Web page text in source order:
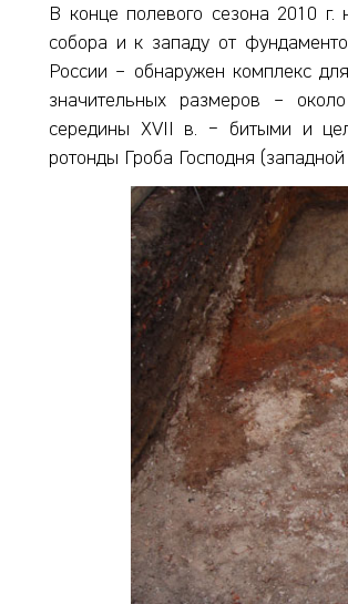
В конце полевого сезона 2010 г.
собора и к западу от
России – обнаружен комплекс
значительных размеров –
середины XVII в. − битыми и
ротонды Гроба Господня